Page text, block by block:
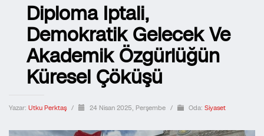
Diploma Iptali,
Demokratik Gelecek Ve
Akademik Özgürlüğün
Küresel Çöküşü
Yazar: Utku Perktaş / 24 Nisan 2025, Perşembe / Oda: Siyaset